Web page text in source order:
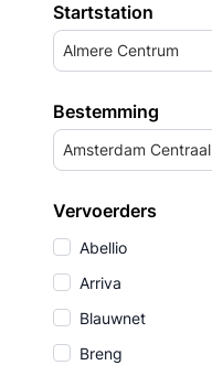
Startstation
Almere Centrum
Bestemming
Amsterdam Centraal
Vervoerders
Abellio
Arriva
Blauwnet
Breng